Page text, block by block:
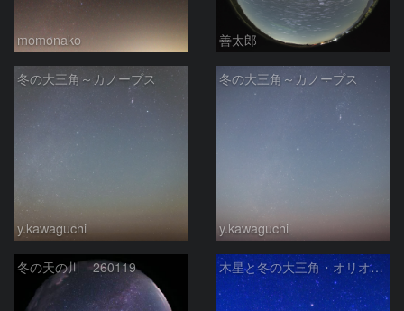
momonako 善太郎
冬の大三角～カノープス
y.kawaguchi
冬の大三角～カノープス
y.kawaguchi
冬の天の川 260119 木星と冬の大三角・オリオン座と、さくら宇宙公園のパラボラアンテナ